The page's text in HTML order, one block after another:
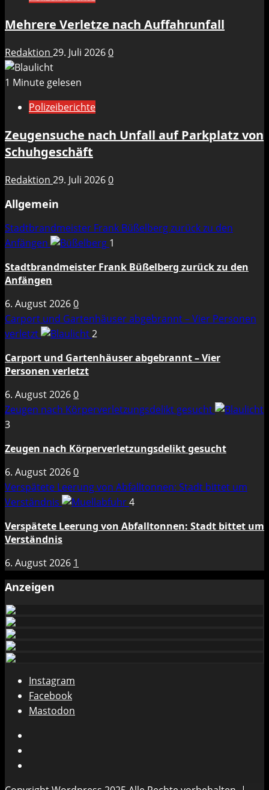
Mehrere Verletze nach Auffahrunfall
Redaktion 29. Juli 20260
1 Minute gelesen
Polizeiberichte
Zeugensuche nach Unfall auf Parkplatz von
Schuhgeschäft
Redaktion 29. Juli 20260
Allgemein
Stadtbrandmeister Frank Büßelberg zurück zu den
Anfängen
1
Stadtbrandmeister Frank Büßelberg zurück zu den
Anfängen
6. August 20260
Carport und Gartenhäuser abgebrannt – Vier Personen
verletzt
2
Carport und Gartenhäuser abgebrannt – Vier
Personen verletzt
6. August 20260
Zeugen nach Körperverletzungsdelikt gesucht
3
Zeugen nach Körperverletzungsdelikt gesucht
6. August 20260
Verspätete Leerung von Abfalltonnen: Stadt bittet um
Verständnis
4
Verspätete Leerung von Abfalltonnen: Stadt bittet um
Verständnis
6. August 2026 1
Anzeigen
Instagram
Facebook
Mastodon